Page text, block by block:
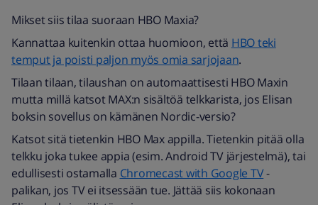
Mikset siis tilaa suoraan HBO Maxia?
Kannattaa kuitenkin ottaa huomioon, että HBO teki
temput ja poisti paljon myös omia sarjojaan.
Tilaan tilaan, tilaushan on automaattisesti HBO Maxin
mutta millä katsot MAX:n sisältöä telkkarista, jos Elisan
boksin sovellus on kämänen Nordic-versio?
Katsot sitä tietenkin HBO Max appilla. Tietenkin pitää olla
telkku joka tukee appia (esim. Android TV järjestelmä), tai
edullisesti ostamalla Chromecast with Google TV-
palikan, jos TV ei itsessään tue. Jättää siis kokonaan